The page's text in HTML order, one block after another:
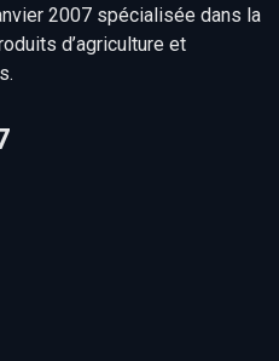
2007 spécialisée dans la
d’agriculture et